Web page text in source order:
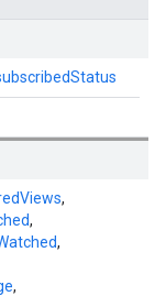
,
,
,
,